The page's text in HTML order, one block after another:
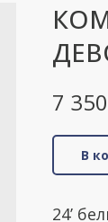
7 350
В
24’